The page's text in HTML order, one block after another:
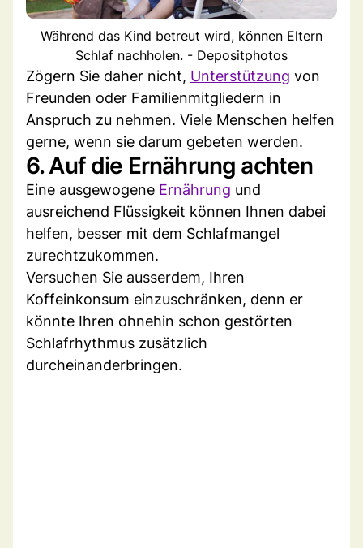
Während das Kind betreut wird, können Eltern
Schlaf nachholen. - Depositphotos
Zögern Sie daher nicht, Unterstützung von
Freunden oder Familienmitgliedern in
Anspruch zu nehmen. Viele Menschen helfen
gerne, wenn sie darum gebeten werden.
6. Auf die Ernährung achten
Eine ausgewogene Ernährung und
ausreichend Flüssigkeit können Ihnen dabei
helfen, besser mit dem Schlafmangel
zurechtzukommen.
Versuchen Sie ausserdem, Ihren
Koffeinkonsum einzuschränken, denn er
könnte Ihren ohnehin schon gestörten
Schlafrhythmus zusätzlich
durcheinanderbringen.